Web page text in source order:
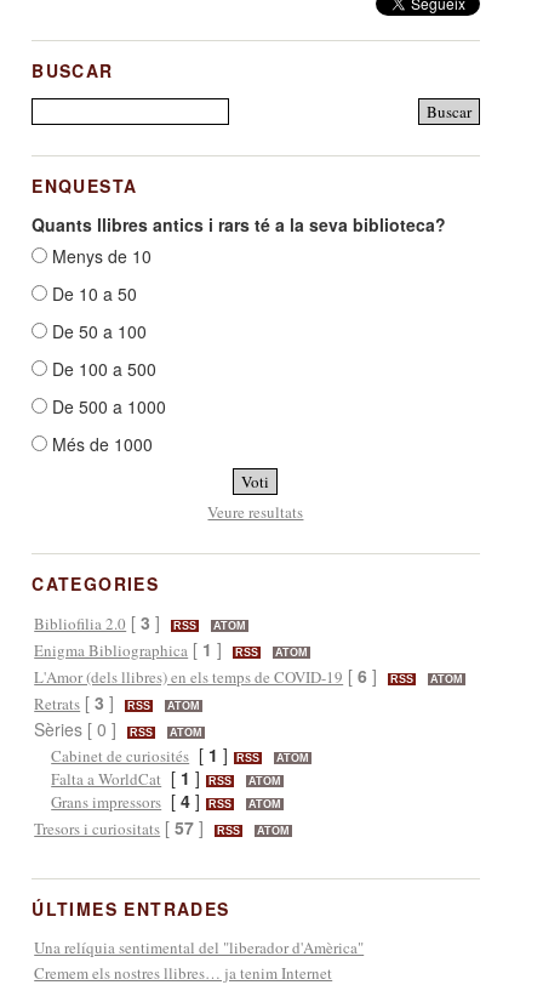
BUSCAR
ENQUESTA
Quants llibres antics i rars té a la seva biblioteca?
Menys de 10
De 10 a 50
De 50 a 100
De 100 a 500
De 500 a 1000
Més de 1000
Veure resultats
CATEGORIES
Bibliofilia 2.0 [3 ] RSS ATOM
Enigma Bibliographica [ 1 ] RSS ATOM
L'Amor (dels llibres) en els temps de COVID-19 [6 ] RSS ATOM
Retrats [3 ] RSS ATOM
Sèries [ 0 ] RSS ATOM
Cabinet de curiosités [ 1 ] RSS ATOM
Falta a WorldCat [ 1 ] RSS ATOM
Grans impressors [4 ] RSS ATOM
Tresors i curiositats [57 ] RSS ATOM
ÚLTIMES ENTRADES
Una relíquia sentimental del "liberador d'Amèrica"
Cremem els nostres llibres… ja tenim Internet